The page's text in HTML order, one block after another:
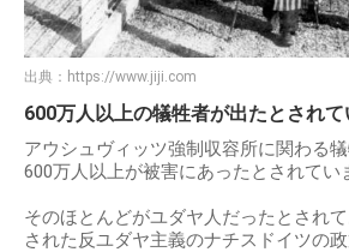
出典： https://www.jiji.com
600万人以上の犠牲者が出たとされて
アウシュヴィッツ強制収容所に関わる
600万人以上が被害にあったとされてい
そのほとんどがユダヤ人だったとされ
された反ユダヤ主義のナチスドイツの政